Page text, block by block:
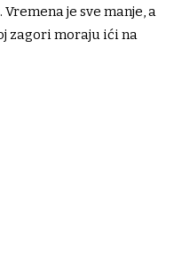
je sve manje, a
zagori moraju ići na